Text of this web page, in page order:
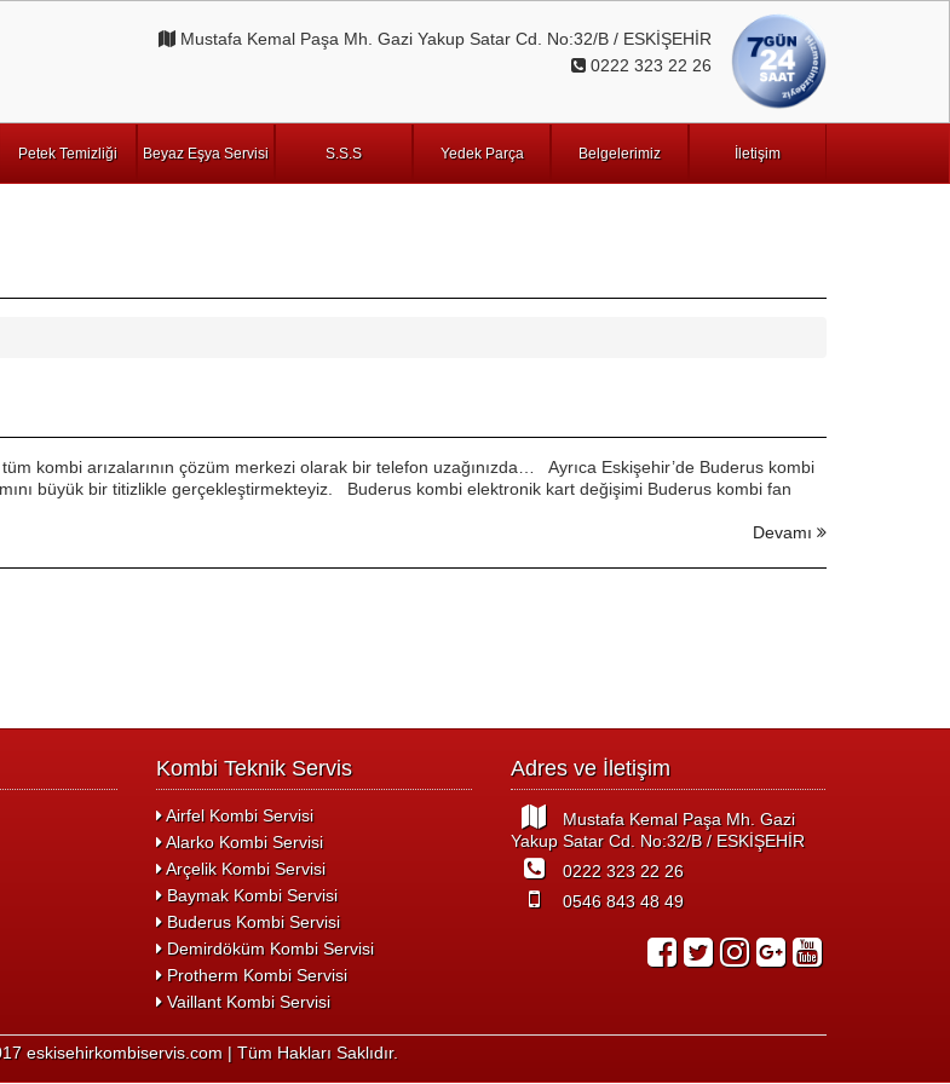
Mustafa Kemal Paşa Mh. Gazi Yakup Satar Cd. No:32/B / ESKİŞEHİR
0222 323 22 26
Petek Temizliği Beyaz Eşya Servisi S.S.S Yedek Parça Belgelerimiz İletişim
kombi arızalarının çözüm merkezi olarak bir telefon uzağınızda… Ayrıca Eskişehir’de Buderus kombi
büyük bir titizlikle gerçekleştirmekteyiz. Buderus kombi elektronik kart değişimi Buderus kombi fan
Devamı
Kombi Teknik Servis
Airfel Kombi Servisi
Alarko Kombi Servisi
Arçelik Kombi Servisi
Baymak Kombi Servisi
Buderus Kombi Servisi
Demirdöküm Kombi Servisi
Protherm Kombi Servisi
Vaillant Kombi Servisi
Adres ve İletişim
Mustafa Kemal Paşa Mh. Gazi
Yakup Satar Cd. No:32/B / ESKİŞEHİR
0222 323 22 26
0546 843 48 49
eskisehirkombiservis.com | Tüm Hakları Saklıdır.